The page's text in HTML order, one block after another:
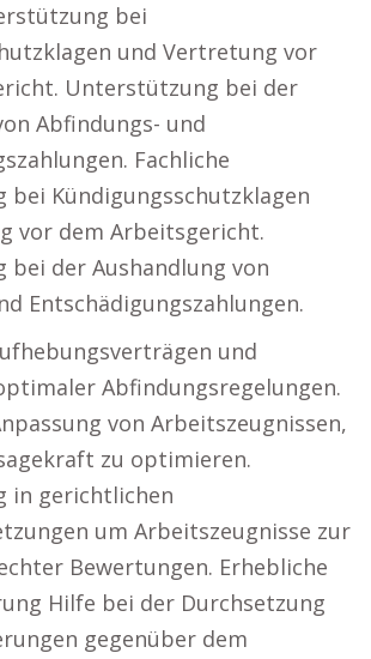
bei
und Vertretung vor
Unterstützung bei der
Abfindungs- und
Fachliche
bei Kündigungsschutzklagen
vor dem Arbeitsgericht.
der Aushandlung von
Entschädigungszahlungen.
und
Abfindungsregelungen.
von Arbeitszeugnissen,
zu optimieren.
in gerichtlichen
um Arbeitszeugnisse zur
Bewertungen. Erhebliche
Hilfe bei der Durchsetzung
gegenüber dem